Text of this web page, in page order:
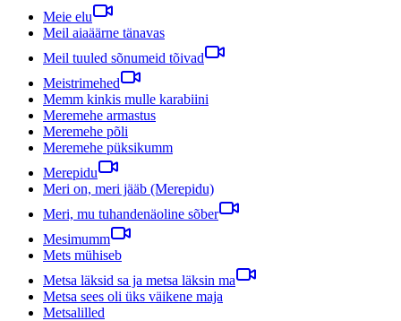
Meie elu
Meil aiaäärne tänavas
Meil tuuled sõnumeid tõivad
Meistrimehed
Memm kinkis mulle karabiini
Meremehe armastus
Meremehe põli
Meremehe püksikumm
Merepidu
Meri on, meri jääb (Merepidu)
Meri, mu tuhandenäoline sõber
Mesimumm
Mets mühiseb
Metsa läksid sa ja metsa läksin ma
Metsa sees oli üks väikene maja
Metsalilled